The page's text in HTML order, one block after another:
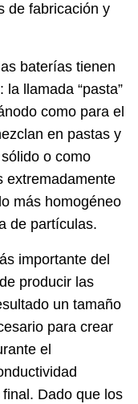
de fabricación y
baterías tienen
llamada “pasta”
como para el
en pastas y
o como
extremadamente
más homogéneo
de partículas.
importante del
producir las
un tamaño
para crear
el
Dado que los